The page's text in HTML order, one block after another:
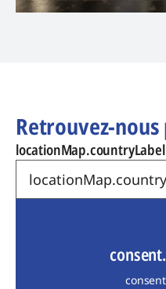
Retrouvez-nous
locationMap.countryLabel